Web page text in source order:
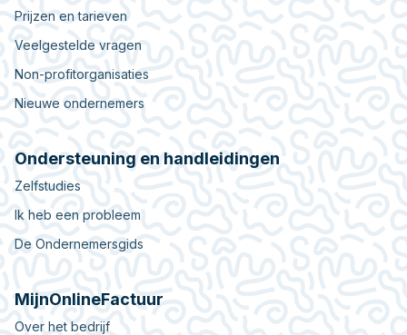
Prijzen en tarieven
Veelgestelde vragen
Non-profitorganisaties
Nieuwe ondernemers
Ondersteuning en handleidingen
Zelfstudies
Ik heb een probleem
De Ondernemersgids
MijnOnlineFactuur
Over het bedrijf